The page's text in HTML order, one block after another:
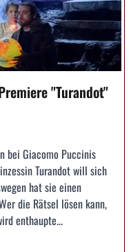
Premiere "Turandot"
bei Giacomo Puccinis
Turandot will sich
hat sie einen
die Rätsel lösen kann,
enthaupte...